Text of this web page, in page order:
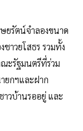
ยรัตน์จำลองขนาด
าวยโสธร รวมทั้ง
ะรัฐมนตรีที่ร่วม
ยกฯและฝาก
าวบ้านรออยู่ และ